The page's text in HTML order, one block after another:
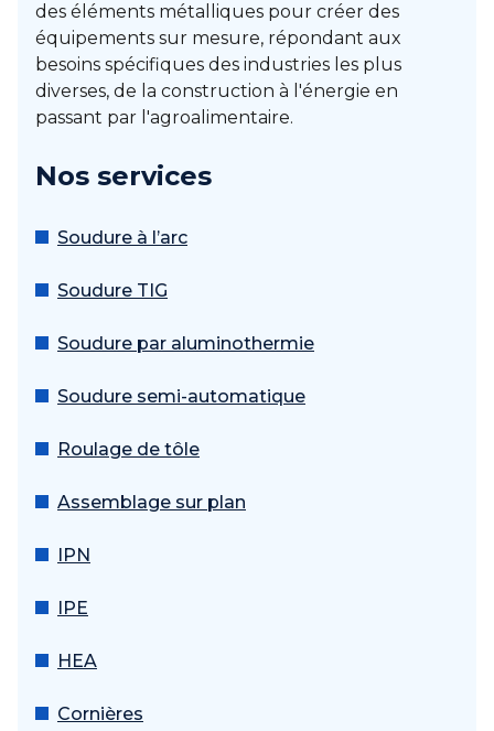
des éléments métalliques pour créer des
équipements sur mesure, répondant aux
besoins spécifiques des industries les plus
diverses, de la construction à l'énergie en
passant par l'agroalimentaire.
Nos services
Soudure à l’arc
Soudure TIG
Soudure par aluminothermie
Soudure semi-automatique
Roulage de tôle
Assemblage sur plan
IPN
IPE
HEA
Cornières